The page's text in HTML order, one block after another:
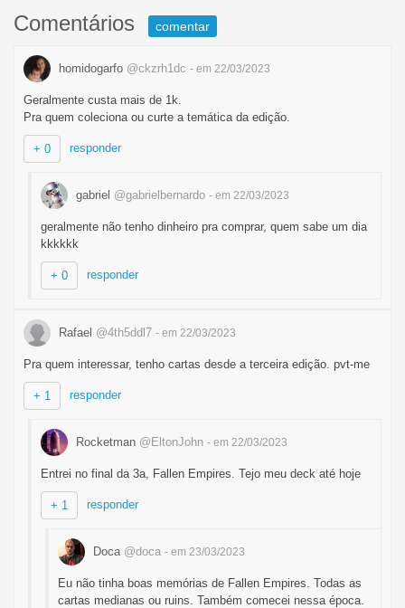
Comentários comentar
homidogarfo @ckzrh1dc - em 22/03/2023
Geralmente custa mais de 1k.
Pra quem coleciona ou curte a temática da edição.
+ 0 responder
gabriel @gabrielbernardo - em 22/03/2023
geralmente não tenho dinheiro pra comprar, quem sabe um dia
kkkkkk
+ 0 responder
Rafael @4th5ddl7 - em 22/03/2023
Pra quem interessar, tenho cartas desde a terceira edição. pvt-me
+ 1 responder
Rocketman @EltonJohn - em 22/03/2023
Entrei no final da 3a, Fallen Empires. Tejo meu deck até hoje
+ 1 responder
Doca @doca - em 23/03/2023
Eu não tinha boas memórias de Fallen Empires. Todas as
cartas medianas ou ruins. Também comecei nessa época.